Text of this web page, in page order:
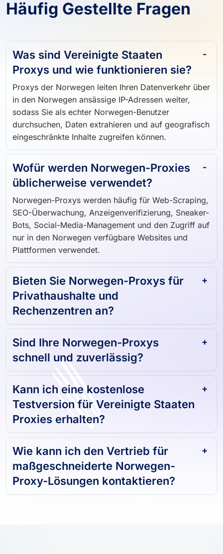
Häufig Gestellte Fragen
Was sind Vereinigte Staaten
Proxys und wie funktionieren sie?
Proxys der Norwegen leiten Ihren Datenverkehr über
in den Norwegen ansässige IP-Adressen weiter,
sodass Sie als echter Norwegen-Benutzer
durchsuchen, Daten extrahieren und auf geografisch
eingeschränkte Inhalte zugreifen können.
Wofür werden Norwegen-Proxies
üblicherweise verwendet?
Norwegen-Proxys werden häufig für Web-Scraping,
SEO-Überwachung, Anzeigenverifizierung, Sneaker-
Bots, Social-Media-Management und den Zugriff auf
nur in den Norwegen verfügbare Websites und
Plattformen verwendet.
Bieten Sie Norwegen-Proxys für
Privathaushalte und
Rechenzentren an?
Sind Ihre Norwegen-Proxys
schnell und zuverlässig?
Kann ich eine kostenlose
Testversion für Vereinigte Staaten
Proxies erhalten?
Wie kann ich den Vertrieb für
maßgeschneiderte Norwegen-
Proxy-Lösungen kontaktieren?